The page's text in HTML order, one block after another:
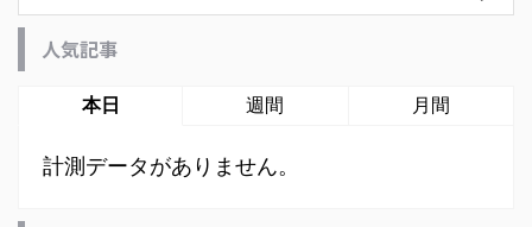
人気記事
本日 週間 月間
計測データがありません。